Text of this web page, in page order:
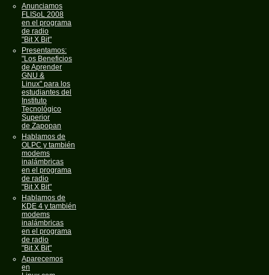
Anunciamos
FLISoL 2008
en el programa
de radio
"Bit X Bit"
Presentamos:
"Los Beneficios
de Aprender
GNU &
Linux" para los
estudiantes del
Instituto
Tecnológico
Superior
de Zapopan
Hablamos de
OLPC y también
modems
inalámbricas
en el programa
de radio
"Bit X Bit"
Hablamos de
KDE 4 y también
modems
inalámbricas
en el programa
de radio
"Bit X Bit"
Aparecemos
en